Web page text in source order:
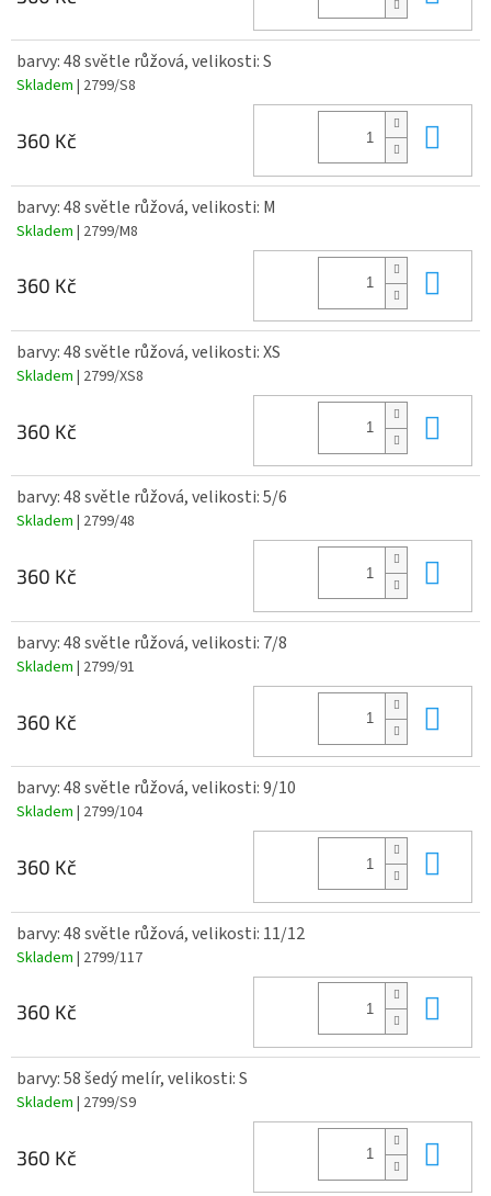
barvy: 48 světle růžová, velikosti: S
Skladem | 2799/S8
360 Kč
barvy: 48 světle růžová, velikosti: M
Skladem | 2799/M8
360 Kč
barvy: 48 světle růžová, velikosti: XS
Skladem | 2799/XS8
360 Kč
barvy: 48 světle růžová, velikosti: 5/6
Skladem | 2799/48
360 Kč
barvy: 48 světle růžová, velikosti: 7/8
Skladem | 2799/91
360 Kč
barvy: 48 světle růžová, velikosti: 9/10
Skladem | 2799/104
360 Kč
barvy: 48 světle růžová, velikosti: 11/12
Skladem | 2799/117
360 Kč
barvy: 58 šedý melír, velikosti: S
Skladem | 2799/S9
360 Kč